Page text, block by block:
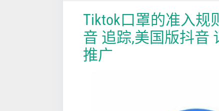
Tiktok口罩的准入规
音 追踪,美国版抖音
推广